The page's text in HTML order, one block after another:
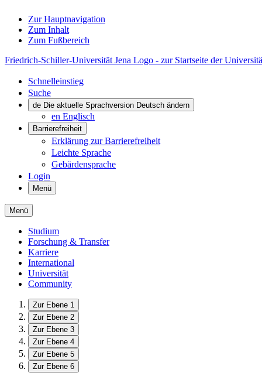
Zur Hauptnavigation
Zum Inhalt
Zum Fußbereich
Friedrich-Schiller-Universität Jena Logo - zur Startseite der
Schnelleinstieg
Suche
de Die aktuelle Sprachversion Deutsch ändern
en Englisch
Barrierefreiheit
Erklärung zur Barrierefreiheit
Leichte Sprache
Gebärdensprache
Login
Menü
Menü
Studium
Forschung & Transfer
Karriere
International
Universität
Community
Zur Ebene 1
Zur Ebene 2
Zur Ebene 3
Zur Ebene 4
Zur Ebene 5
Zur Ebene 6